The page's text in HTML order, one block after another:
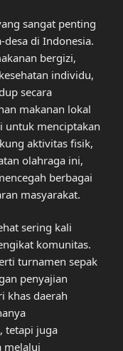
sangat penting
desa di Indonesia.
bergizi,
individu,
secara
makanan lokal
untuk menciptakan
aktivitas fisik,
olahraga ini,
berbagai
masyarakat.
sering kali
komunitas.
turnamen sepak
penyajian
khas daerah
tetapi juga
melalui